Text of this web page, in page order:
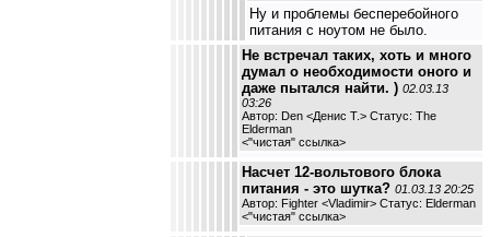
Ну и проблемы бесперебойного
питания с ноутом не было.
Не встречал таких, хоть и много
думал о необходимости оного и
даже пытался найти. ) 02.03.13
03:26
Автор: Den <Денис Т.> Статус: The
Elderman
<"чистая" ссылка>
Насчет 12-вольтового блока
питания - это шутка? 01.03.13 20:25
Автор: Fighter <Vladimir> Статус: Elderman
<"чистая" ссылка>